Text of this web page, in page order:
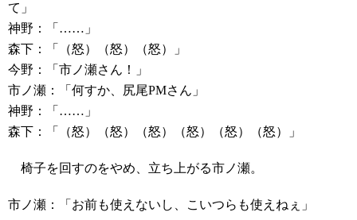
て」
神野：「……」
森下：「（怒）（怒）（怒）」
今野：「市ノ瀬さん！」
市ノ瀬：「何すか、尻尾PMさん」
神野：「……」
森下：「（怒）（怒）（怒）（怒）（怒）（怒）」
椅子を回すのをやめ、立ち上がる市ノ瀬。
市ノ瀬：「お前も使えないし、こいつらも使えねぇ」